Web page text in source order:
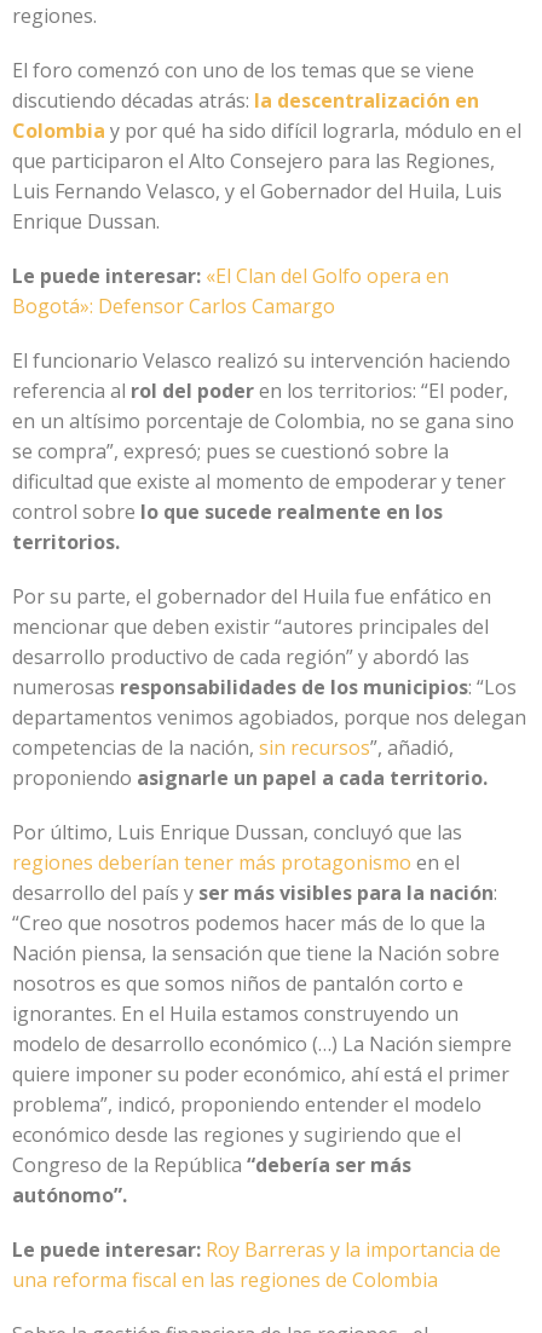
regiones.
El foro comenzó con uno de los temas que se viene
discutiendo décadas atrás: la descentralización en
Colombia y por qué ha sido difícil lograrla, módulo en el
que participaron el Alto Consejero para las Regiones,
Luis Fernando Velasco, y el Gobernador del Huila, Luis
Enrique Dussan.
Le puede interesar: «El Clan del Golfo opera en
Bogotá»: Defensor Carlos Camargo
El funcionario Velasco realizó su intervención haciendo
referencia al rol del poderen los territorios: “El poder,
en un altísimo porcentaje de Colombia, no se gana sino
se compra”, expresó; pues se cuestionó sobre la
dificultad que existe al momento de empoderar y tener
control sobre lo que sucede realmente en los
territorios.
Por su parte, el gobernador del Huila fue enfático en
mencionar que deben existir “autores principales del
desarrollo productivo de cada región” y abordó las
numerosas responsabilidades de los municipios: “Los
departamentos venimos agobiados, porque nos delegan
competencias de la nación, sin recursos”, añadió,
proponiendo asignarle un papel a cada territorio.
Por último, Luis Enrique Dussan, concluyó que las
regiones deberían tener más protagonismo en el
desarrollo del país y ser más visibles para la nación:
“Creo que nosotros podemos hacer más de lo que la
Nación piensa, la sensación que tiene la Nación sobre
nosotros es que somos niños de pantalón corto e
ignorantes. En el Huila estamos construyendo un
modelo de desarrollo económico (…) La Nación siempre
quiere imponer su poder económico, ahí está el primer
problema”, indicó, proponiendo entender el modelo
económico desde las regiones y sugiriendo que el
Congreso de la República “debería ser más
autónomo”.
Le puede interesar: Roy Barreras y la importancia de
una reforma fiscal en las regiones de Colombia